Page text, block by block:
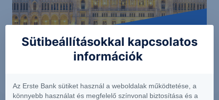
Részletek
Sütibeállításokkal kapcsolatos
információk
Az Erste Bank sütiket használ a weboldalak működtetése, a
könnyebb használat és megfelelő színvonal biztosítása és a